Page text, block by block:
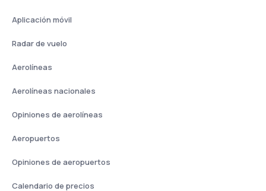
Aplicación móvil
Radar de vuelo
Aerolíneas
Aerolíneas nacionales
Opiniones de aerolíneas
Aeropuertos
Opiniones de aeropuertos
Calendario de precios